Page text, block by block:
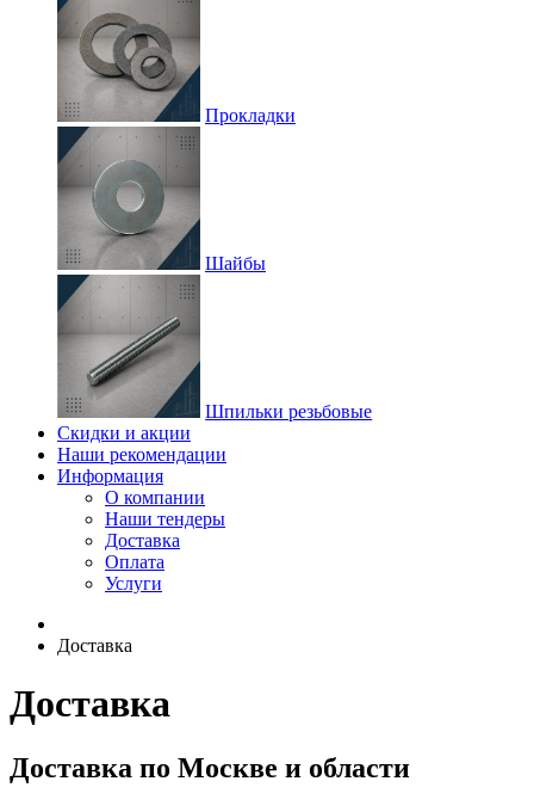
Прокладки
Шайбы
Шпильки резьбовые
Скидки и акции
Наши рекомендации
Информация
О компании
Наши тендеры
Доставка
Оплата
Услуги
Доставка
Доставка
Доставка по Москве и области